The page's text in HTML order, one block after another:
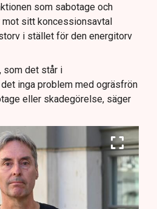
som sabotage och
mot sitt koncessionsavtal
i stället för den energitorv
som det står i
inga problem med ogräsfrön
eller skadegörelse, säger